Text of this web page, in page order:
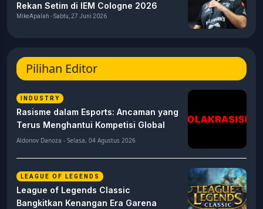
Rekan Setim di IEM Cologne 2026
MikeApalah - Sabtu, 27 Juni 2026
Pilihan Editor
INDUSTRY
Rasisme dalam Esports: Ancaman yang
Terus Menghantui Kompetisi Global
Aldonov Danoza - Selasa, 04 Agustus 2026
LEAGUE OF LEGENDS
League of Legends Classic
Bangkitkan Kenangan Era Garena